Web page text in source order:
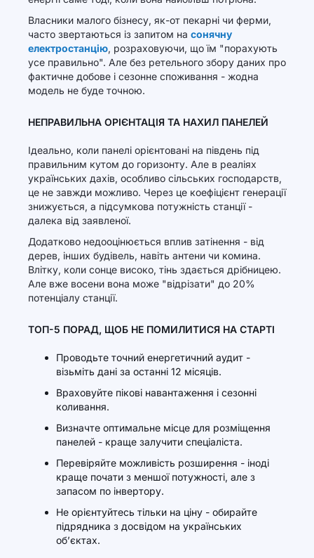
Власники малого бізнесу, як-от пекарні чи ферми,
часто звертаються із запитом на сонячну
електростанцію, розраховуючи, що їм "порахують
усе правильно". Але без ретельного збору даних про
фактичне добове і сезонне споживання - жодна
модель не буде точною.
НЕПРАВИЛЬНА ОРІЄНТАЦІЯ ТА НАХИЛ ПАНЕЛЕЙ
Ідеально, коли панелі орієнтовані на південь під
правильним кутом до горизонту. Але в реаліях
українських дахів, особливо сільських господарств,
це не завжди можливо. Через це коефіцієнт генерації
знижується, а підсумкова потужність станції -
далека від заявленої.
Додатково недооцінюється вплив затінення - від
дерев, інших будівель, навіть антени чи комина.
Влітку, коли сонце високо, тінь здається дрібницею.
Але вже восени вона може "відрізати" до 20%
потенціалу станції.
ТОП-5 ПОРАД, ЩОБ НЕ ПОМИЛИТИСЯ НА СТАРТІ
Проводьте точний енергетичний аудит -
візьміть дані за останні 12 місяців.
Враховуйте пікові навантаження і сезонні
коливання.
Визначте оптимальне місце для розміщення
панелей - краще залучити спеціаліста.
Перевіряйте можливість розширення - іноді
краще почати з меншої потужності, але з
запасом по інвертору.
Не орієнтуйтесь тільки на ціну - обирайте
підрядника з досвідом на українських
об’єктах.